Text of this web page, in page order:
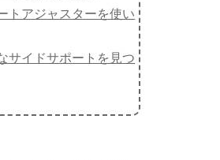
トアジャスターを使い
サイドサポートを見つ